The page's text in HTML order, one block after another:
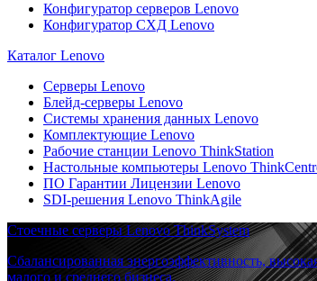
Конфигуратор серверов Lenovo
Конфигуратор СХД Lenovo
Каталог Lenovo
Серверы Lenovo
Блейд-серверы Lenovo
Системы хранения данных Lenovo
Комплектующие Lenovo
Рабочие станции Lenovo ThinkStation
Настольные компьютеры Lenovo
ПО Гарантии Лицензии Lenovo
SDI-решения Lenovo ThinkAgile
Стоечные серверы Lenovo ThinkSystem
Сбалансированная энергоэффективность,
малого и среднего бизнеса.